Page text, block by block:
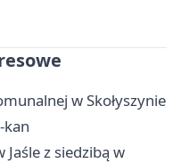
w Skołyszynie
kan
z siedzibą w